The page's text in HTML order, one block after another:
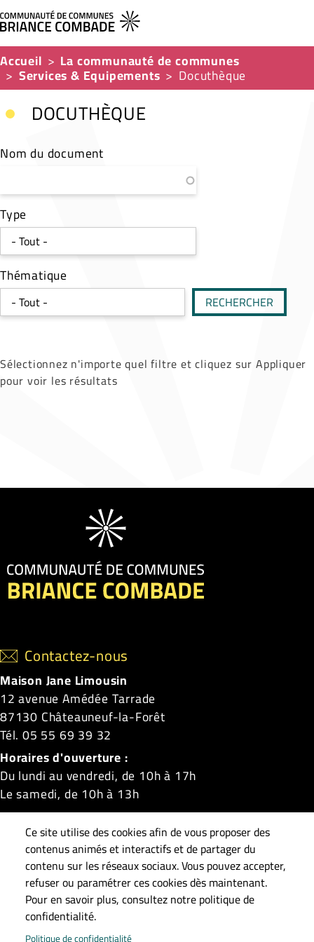
Accueil La communauté de communes
Services & Equipements Docuthèque
DOCUTHÈQUE
Nom du document
Type
Thématique
RECHERCHER
Sélectionnez n'importe quel filtre et cliquez sur Appliquer
pour voir les résultats
Contactez-nous
Maison Jane Limousin
12 avenue Amédée Tarrade
87130 Châteauneuf-la-Forêt
Tél. 05 55 69 39 32
Horaires d'ouverture :
Du lundi au vendredi, de 10h à 17h
Le samedi, de 10h à 13h
Châteauneuf-la-Forêt|La Croisille-sur-Briance|
Linards|Masléon|Neuvic-Entier|Roziers-Saint-
Georges|Saint-Gilles-les-Forêts|Saint-Méard|
Surdoux|Sussac
Ce site utilise des cookies afin de vous proposer des
contenus animés et interactifs et de partager du
contenu sur les réseaux sociaux. Vous pouvez accepter,
refuser ou paramétrer ces cookies dès maintenant.
Pour en savoir plus, consultez notre politique de
confidentialité.
Pied de page
AccueilPlan du site